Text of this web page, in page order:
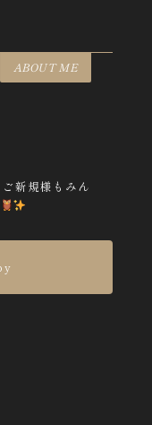
ABOUT ME
ご新規様もみん